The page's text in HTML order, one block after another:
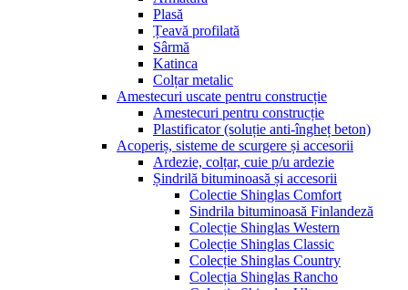
Plasă
Țeavă profilată
Sârmă
Katinca
Colțar metalic
Amestecuri uscate pentru construcție
Amestecuri pentru construcție
Plastificator (soluție anti-îngheț beton)
Acoperiș, sisteme de scurgere și accesorii
Ardezie, colțar, cuie p/u ardezie
Șindrilă bituminoasă și accesorii
Colectie Shinglas Comfort
Sindrila bituminoasă Finlandeză
Colecție Shinglas Western
Colecție Shinglas Classic
Colecție Shinglas Country
Colecția Shinglas Rancho